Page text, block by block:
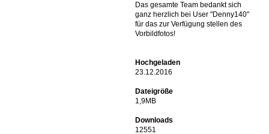
Das gesamte Team bedankt sich
ganz herzlich bei User "Denny140"
für das zur Verfügung stellen des
Vorbildfotos!
Hochgeladen
23.12.2016
Dateigröße
1,9MB
Downloads
12551